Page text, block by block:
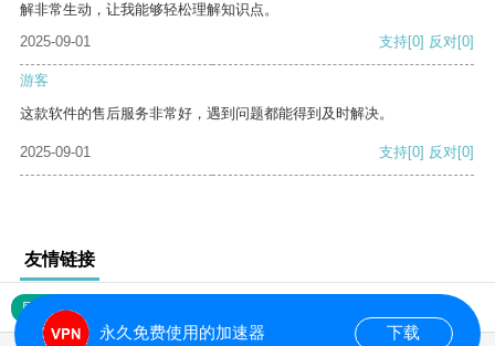
解非常生动，让我能够轻松理解知识点。
2025-09-01
支持[0] 反对[0]
游客
这款软件的售后服务非常好，遇到问题都能得到及时解决。
2025-09-01 支持[0] 反对[0]
友情链接
网站地图
永久免费使用的加速器 下载